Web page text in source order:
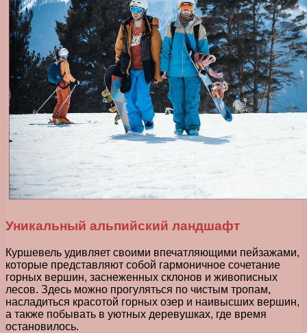
Уникальный альпийский ландшафт
Куршевель удивляет своими впечатляющими пейзажами,
которые представляют собой гармоничное сочетание
горных вершин, заснеженных склонов и живописных
лесов. Здесь можно прогуляться по чистым тропам,
насладиться красотой горных озер и наивысших вершин,
а также побывать в уютных деревушках, где время
остановилось.